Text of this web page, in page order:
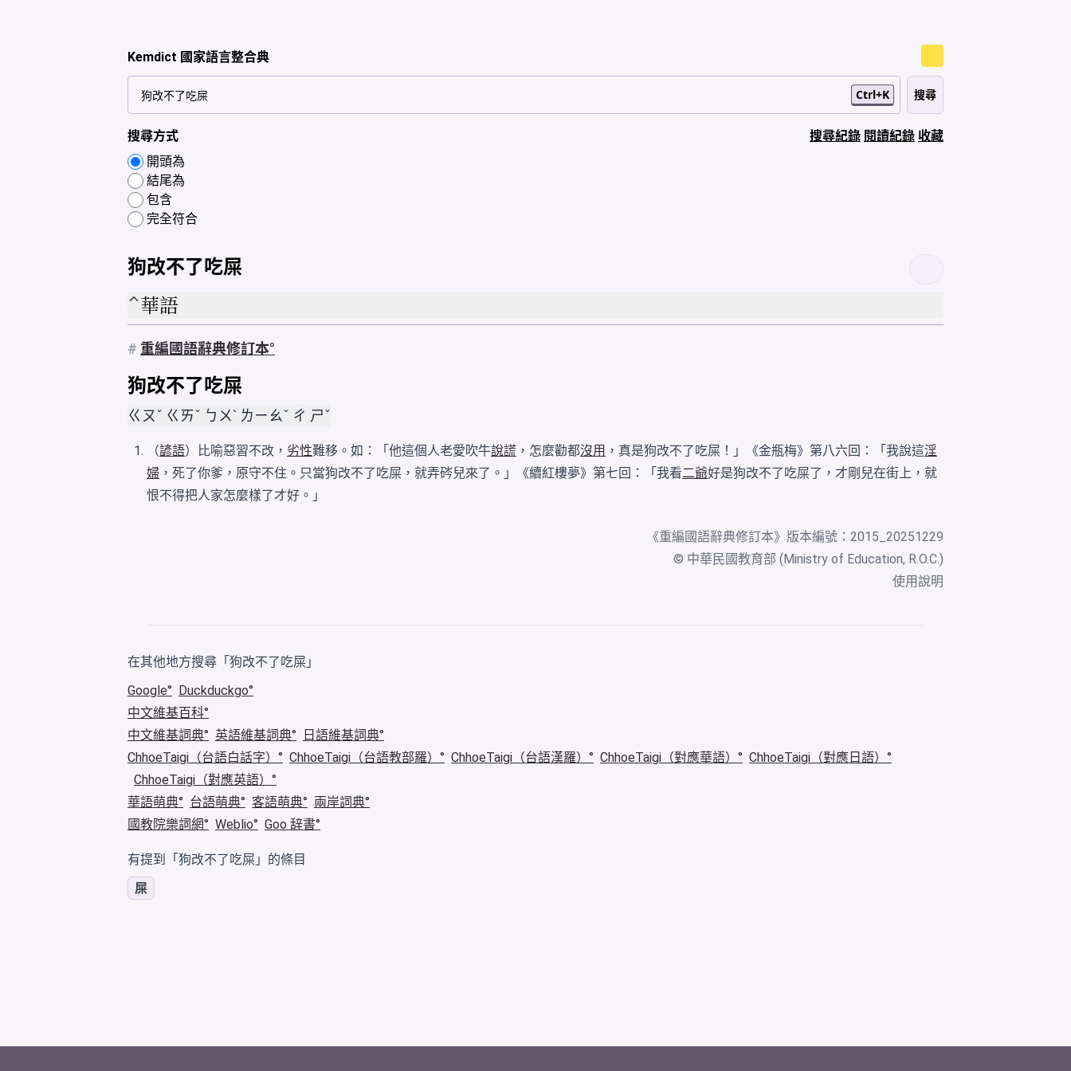
Kemdict 國家語言整合典
Ctrl+K
搜尋方式
開頭為
結尾為
包含
完全符合
搜尋紀錄 閱讀紀錄 收藏
狗改不了吃屎
華語
# 重編國語辭典修訂本
狗改不了吃屎
ㄍㄡˇ ㄍㄞˇ ㄅㄨˋ ㄌㄧㄠˇ ㄔ ㄕˇ
（諺語）比喻惡習不改， 劣性難移。如：「他這個人老愛吹牛說謊 ，怎麼勸都沒用 ，真是狗改不了吃屎！」《金瓶梅》第八六回：「我說這淫
婦 ，死了你爹，原守不住。只當狗改不了吃屎，就弄硶兒來了。」《續紅樓夢》第七回：「我看二爺好是狗改不了吃屎了，才剛兒在街上，就
恨不得把人家怎麼樣了才好。」
《重編國語辭典修訂本》版本編號：2015_20251229
© 中華民國教育部 (Ministry of Education, R.O.C.)
使用說明
在其他地方搜尋「狗改不了吃屎」
Google
Duckduckgo
中文維基百科
中文維基詞典
英語維基詞典
日語維基詞典
ChhoeTaigi（台語白話字）
ChhoeTaigi（台語教部羅） ChhoeTaigi（台語漢羅） ChhoeTaigi（對應華語）
ChhoeTaigi（對應日語）
ChhoeTaigi（對應英語）
華語萌典
台語萌典 客語萌典
兩岸詞典
國教院樂詞網
Weblio Goo 辞書
有提到「狗改不了吃屎」的條目
屎